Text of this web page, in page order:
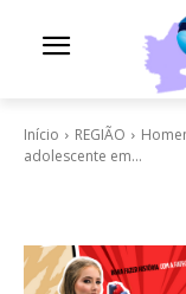
Início REGIÃO
adolescente em...